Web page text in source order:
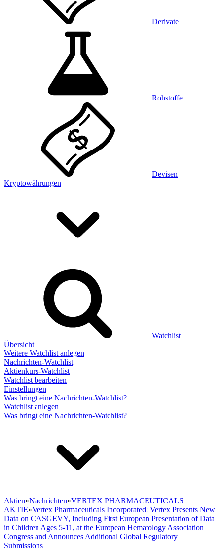
Derivate
Rohstoffe
Devisen
Kryptowährungen
Watchlist
Übersicht
Weitere Watchlist anlegen
Nachrichten-Watchlist
Aktienkurs-Watchlist
Watchlist bearbeiten
Einstellungen
Was bringt eine Nachrichten-Watchlist?
Watchlist anlegen
Was bringt eine Nachrichten-Watchlist?
Aktien»Nachrichten»VERTEX PHARMACEUTICALS
AKTIE»Vertex Pharmaceuticals Incorporated: Vertex Presents New
Data on CASGEVY, Including First European Presentation of Data
in Children Ages 5-11, at the European Hematology Association
Congress and Announces Additional Global Regulatory
Submissions